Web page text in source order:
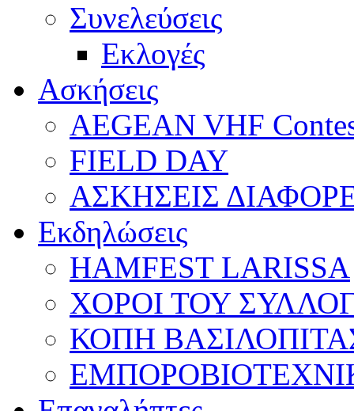
Συνελεύσεις
Εκλογές
Ασκήσεις
AEGEAN VHF
FIELD DAY
ΑΣΚΗΣΕΙΣ
Εκδηλώσεις
HAMFEST LARISSA
ΧΟΡΟΙ ΤΟΥ
ΚΟΠΗ